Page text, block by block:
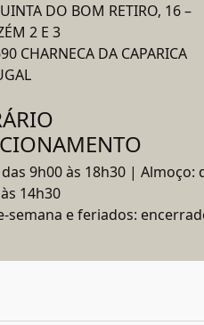
DO BOM RETIRO, 16 –
2 E 3
CHARNECA DA CAPARICA
das 9h00 às 18h30 | Almoço:
14h30
semana e feriados: